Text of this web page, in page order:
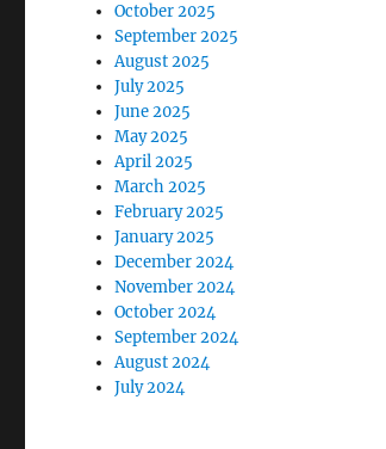
October 2025
September 2025
August 2025
July 2025
June 2025
May 2025
April 2025
March 2025
February 2025
January 2025
December 2024
November 2024
October 2024
September 2024
August 2024
July 2024